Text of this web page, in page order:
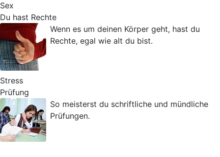
Sex
Du hast Rechte
Wenn es um deinen Körper geht, hast du
Rechte, egal wie alt du bist.
Stress
Prüfung
So meisterst du schriftliche und mündliche
Prüfungen.